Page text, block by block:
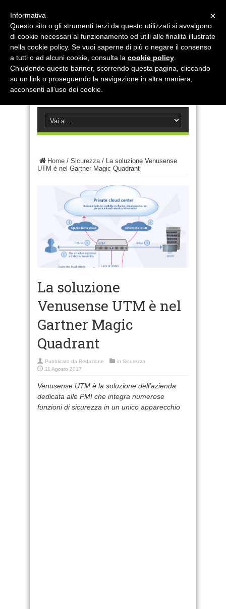
Home / Sicurezza/ La soluzione Venusense
UTM è nel Gartner Magic Quadrant
La soluzione
Venusense UTM è nel
Gartner Magic
Quadrant
Pubblicato da Redazione in Sicurezza
11 Agosto 2017
Venusense UTM è la soluzione dell’azienda
dedicata alle PMI che integra numerose
funzioni di sicurezza in un unico apparecchio
×
Informativa
Questo sito o gli strumenti terzi da questo utilizzati si avvalgono
di cookie necessari al funzionamento ed utili alle finalità illustrate
nella cookie policy. Se vuoi saperne di più o negare il consenso
a tutti o ad alcuni cookie, consulta la cookie policy
Chiudendo questo banner, scorrendo questa pagina, cliccando
su un link o proseguendo la navigazione in altra maniera,
acconsenti all’uso dei cookie.